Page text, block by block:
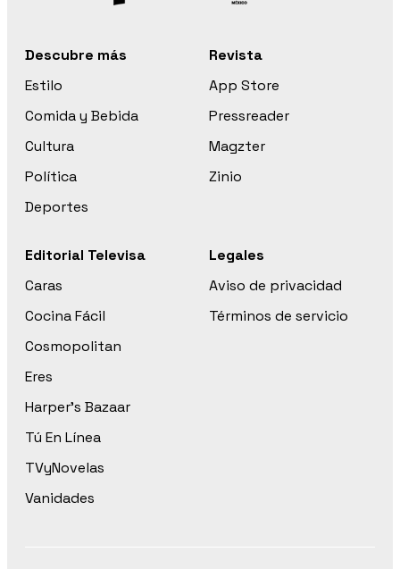
Descubre más
Estilo
Comida y Bebida
Cultura
Política
Deportes
Revista
App Store
Pressreader
Magzter
Zinio
Editorial Televisa
Caras
Cocina Fácil
Cosmopolitan
Eres
Harper’s Bazaar
Tú En Línea
TVyNovelas
Vanidades
Legales
Aviso de privacidad
Términos de servicio